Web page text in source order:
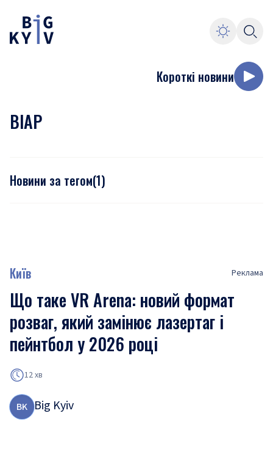
Короткі новини
ВІАР
Новини за тегом(1)
Київ Реклама
Що таке VR Arena: новий формат
розваг, який замінює лазертаг і
пейнтбол у 2026 році
12 хв
BK Big Kyiv